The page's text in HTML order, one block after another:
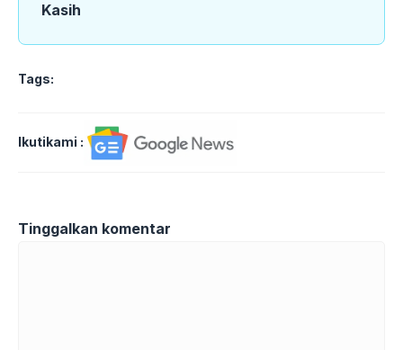
Kasih
Tags:
Ikutikami :
Tinggalkan komentar